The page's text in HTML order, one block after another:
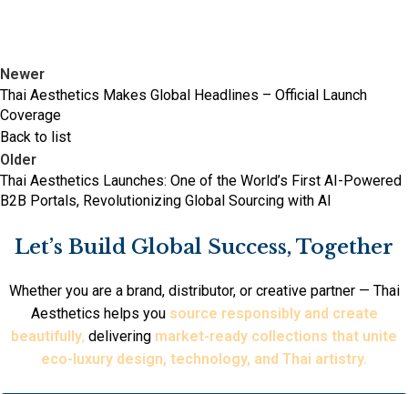
Newer
Thai Aesthetics Makes Global Headlines – Official Launch
Coverage
Back to list
Older
Thai Aesthetics Launches: One of the World’s First AI-Powered
B2B Portals, Revolutionizing Global Sourcing with AI
Let’s Build Global Success, Together
Whether you are a brand, distributor, or creative partner — Thai
Aesthetics helps you source responsibly and create
beautifully, delivering market-ready collections that unite
eco-luxury design, technology, and Thai artistry.